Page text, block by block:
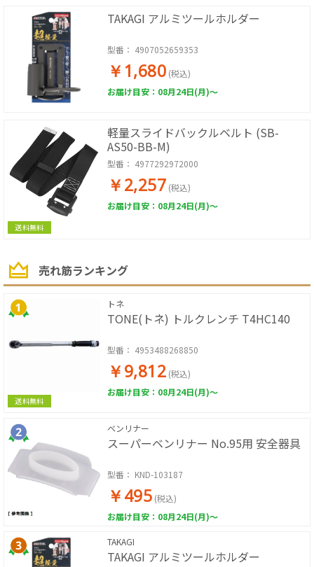
TAKAGI アルミツールホルダー
型番： 4907052659353
￥1,680 (税込)
お届け目安：08月24日(月)～
送料無料
軽量スライドバックルベルト (SB-
AS50-BB-M)
型番： 4977292972000
￥2,257 (税込)
お届け目安：08月24日(月)～
売れ筋ランキング
送料無料
トネ
TONE(トネ) トルクレンチ T4HC140
型番： 4953488268850
￥9,812 (税込)
お届け目安：08月24日(月)～
ベンリナー
スーパーベンリナー No.95用 安全器具
型番： KND-103187
￥495 (税込)
お届け目安：08月24日(月)～
TAKAGI
TAKAGI アルミツールホルダー